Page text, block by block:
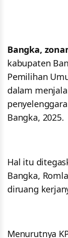
Bangka,
kabupaten
Pemilihan
dalam
Bangka, 2025.
Hal itu
Bangka,
diruang
Menurutnya